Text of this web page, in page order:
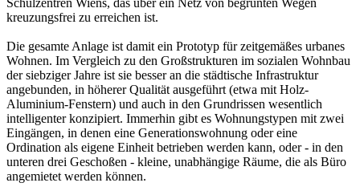
kreuzungsfrei zu erreichen ist.
Die gesamte Anlage ist damit ein Prototyp für zeitgemäßes urbanes
Wohnen. Im Vergleich zu den Großstrukturen im sozialen Wohnbau
der siebziger Jahre ist sie besser an die städtische Infrastruktur
angebunden, in höherer Qualität ausgeführt (etwa mit Holz-
Aluminium-Fenstern) und auch in den Grundrissen wesentlich
intelligenter konzipiert. Immerhin gibt es Wohnungstypen mit zwei
Eingängen, in denen eine Generationswohnung oder eine
Ordination als eigene Einheit betrieben werden kann, oder - in den
unteren drei Geschoßen - kleine, unabhängige Räume, die als Büro
angemietet werden können.